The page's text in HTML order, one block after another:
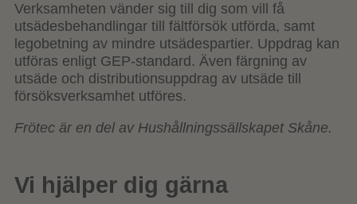
Verksamheten vänder sig till dig som vill få
utsädesbehandlingar till fältförsök utförda, samt
legobetning av mindre utsädespartier. Uppdrag kan
utföras enligt GEP-standard. Även färgning av
utsäde och distributionsuppdrag av utsäde till
försöksverksamhet utföres.
Frötec är en del av Hushållningssällskapet Skåne.
Vi hjälper dig gärna